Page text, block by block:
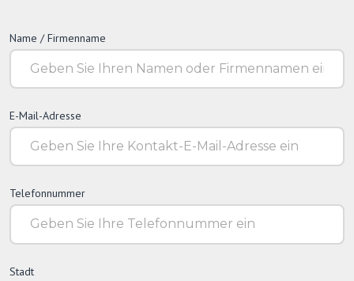
Name / Firmenname
E-Mail-Adresse
Telefonnummer
Stadt